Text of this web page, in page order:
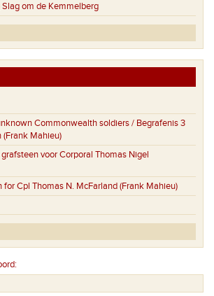
om de Kemmelberg
Commonwealth soldiers / Begrafenis 3
Mahieu)
voor Corporal Thomas Nigel
for Cpl Thomas N. McFarland (Frank Mahieu)